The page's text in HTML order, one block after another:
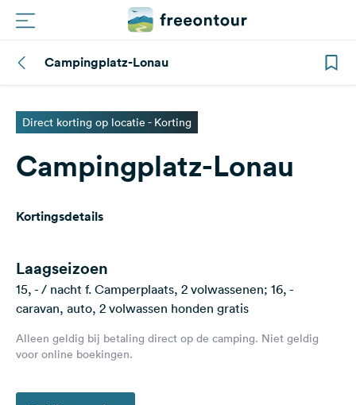
Routes
Campings
Magazine
Vragen &
Taal:
Campingplatz-Lonau
Direct korting op locatie - Korting
Campingplatz-Lonau
Kortingsdetails
Laagseizoen
15, - / nacht f. Camperplaats, 2 volwassenen; 16, -
caravan, auto, 2 volwassen honden gratis
Alleen geldig bij betaling direct op de camping. Niet geldig
voor online boekingen.